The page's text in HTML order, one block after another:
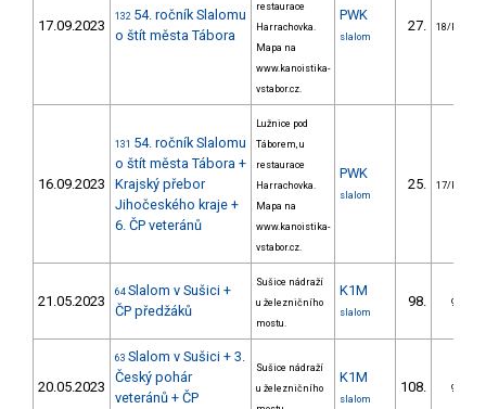
17.09.2023
132 54. ročník Slalomu
o štít města Tábora
restaurace
Harrachovka.
Mapa na
www.kanoistika-
vstabor.cz.
PWK
slalom
27. 18/PZM
16.09.2023
131 54. ročník Slalomu
o štít města Tábora +
Krajský přebor
Jihočeského kraje +
6. ČP veteránů
Lužnice pod
Táborem, u
restaurace
Harrachovka.
Mapa na
www.kanoistika-
vstabor.cz.
PWK
slalom
25. 17/PZM
21.05.2023
64 Slalom v Sušici +
ČP předžáků
Sušice nádraží
u železničního
mostu.
K1M
slalom
98. 9/PZ
20.05.2023
63 Slalom v Sušici + 3.
Český pohár
veteránů + ČP
Sušice nádraží
u železničního
K1M
slalom
108. 9/PZ